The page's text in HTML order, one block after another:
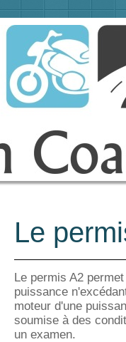
Le
Le permis A2
puissance
moteur d'une
soumise à des
un examen.